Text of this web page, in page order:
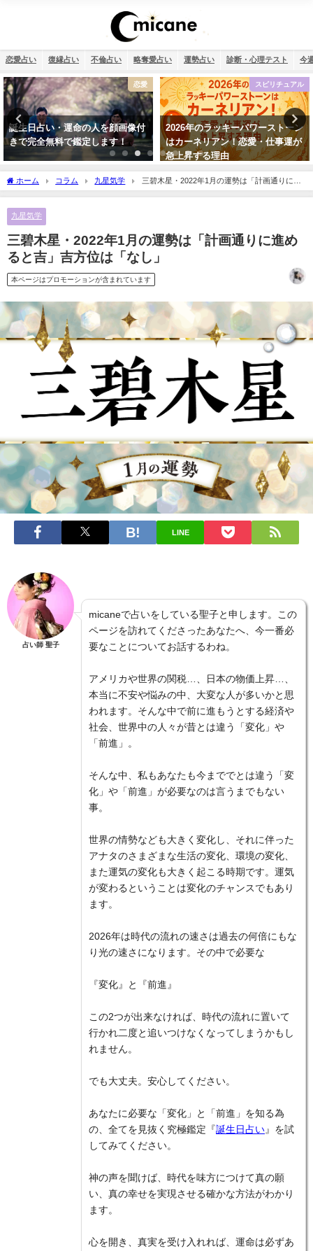
恋愛占い 復縁占い 不倫占い 略奪愛占い 運勢占い 診断・心理テスト 今
恋愛
誕生日占い・運命の人を顔画像付
きで完全無料で鑑定します！
スピリチュアル
2026年のラッキーパワーストーン
はカーネリアン！恋愛・仕事運が
急上昇する理由
ホーム コラム 九星気学
三碧木星・2022年1月の運勢は「計画通りに進
めると吉」吉方位は「なし」
九星気学
三碧木星・2022年1月の運勢は「計画通りに進め
ると吉」吉方位は「なし」
本ページはプロモーションが含まれています
LINE
占い師 聖子
micaneで占いをしている聖子と申します。この
ページを訪れてくださったあなたへ、今一番必
要なことについてお話するわね。
アメリカや世界の関税…、日本の物価上昇…、
本当に不安や悩みの中、大変な人が多いかと思
われます。そんな中で前に進もうとする経済や
社会、世界中の人々が昔とは違う「変化」や
「前進」。
そんな中、私もあなたも今まででとは違う「変
化」や「前進」が必要なのは言うまでもない
事。
世界の情勢なども大きく変化し、それに伴った
アナタのさまざまな生活の変化、環境の変化、
また運気の変化も大きく起こる時期です。運気
が変わるということは変化のチャンスでもあり
ます。
2026年は時代の流れの速さは過去の何倍にもな
り光の速さになります。その中で必要な
『変化』と『前進』
この2つが出来なければ、時代の流れに置いて
行かれ二度と追いつけなくなってしまうかもし
れません。
でも大丈夫。安心してください。
あなたに必要な「変化」と「前進」を知る為
の、全てを見抜く究極鑑定『誕生日占い 』を試
してみてください。
神の声を聞けば、時代を味方につけて真の願
い、真の幸せを実現させる確かな方法がわかり
ます。
心を開き、真実を受け入れれば、運命は必ずあ